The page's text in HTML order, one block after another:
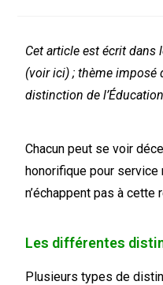
Cet article est écrit dans
(voir ici) ; thème imposé
distinction de
Chacun peut se voir
honorifique pour service
n’échappent pas à cette
Les différentes
Plusieurs types de